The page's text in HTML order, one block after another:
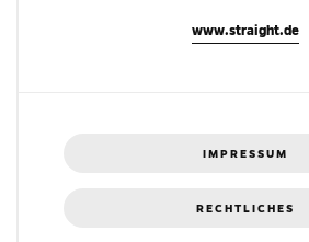
www.straight.de
IMPRESSUM
RECHTLICHES